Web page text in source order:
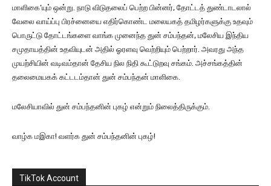
மாளிகை’யும் ஒன்று. நாடு விடுதலைப் பெற்ற பின்னர், தோட்டத் துண்டாடலால்
வேலை வாய்ப்பு பிரச்னையை எதிர்கொண்ட மலையகத் தமிழர்களுக்கு உதவும்
பொருட்டு தோட்டங்களை வாங்க முனைந்த துன் சம்பந்தன், மலேசிய இந்திய
சமுதாயத்தின் உதவியுடன் அதில் ஓரளவு வெற்றியும் பெற்றார். அவரது அந்த
முயற்சியின் வடிவம்தான் தேசிய நில நிதி கூட்டுறவு சங்கம். அச்சங்கத்தின்
தலைமையகக் கட்டடம்தான் துன் சம்பந்தன் மாளிகை.
மலேசியாவில் துன் சம்பந்தனின் புகழ் என்றும் நிலைத்திருக்கும்.
வாழ்க மஇகா! வளர்க துன் சம்பந்தனின் புகழ்!
TikTok Account